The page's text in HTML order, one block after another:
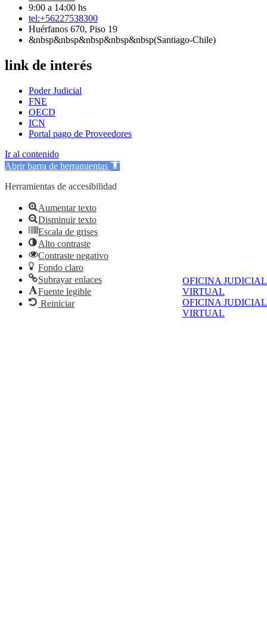
OFICINA JUDICIAL
VIRTUAL
OFICINA JUDICIAL
VIRTUAL
9:00 a 14:00 hs
tel:+56227538300
Huérfanos 670, Piso 19
&nbsp&nbsp&nbsp&nbsp&nbsp(Santiago-Chile)
link de interés
Poder Judicial
FNE
OECD
ICN
Portal pago de Proveedores
Ir al contenido
Abrir barra de herramientas
Herramientas de accesibilidad
Aumentar texto
Disminuir texto
Escala de grises
Alto contraste
Contraste negativo
Fondo claro
Subrayar enlaces
Fuente legible
Reiniciar